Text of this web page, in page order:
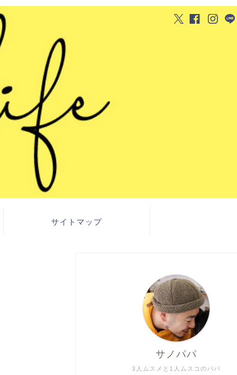
サイトマップ
3人ムスメと1人ムスコのパパ
サノパパ